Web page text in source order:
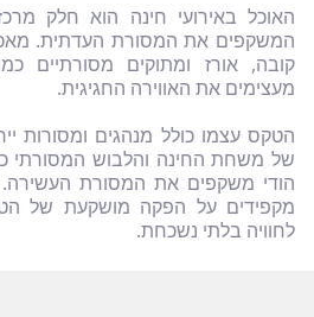
האוכל באירועי חינה הוא חלק
המשקפים את המסורת העדתית.
קובה, אורז ומתוקים מסורתיים
מעצימים את האווירה החגיגית.
הטקס עצמו כולל מנהגים ומסורות
של משחת החינה והלבוש המסורתי
הודי משקפים את המסורת העשירה.
מקפידים על הפקה מושקעת של
לחוויה בלתי נשכחת.